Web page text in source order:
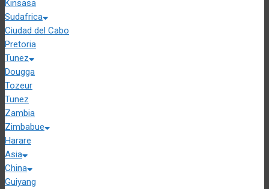
Kinsasa
Sudafrica
Ciudad del Cabo
Pretoria
Tunez
Dougga
Tozeur
Tunez
Zambia
Zimbabue
Harare
Asia
China
Guiyang